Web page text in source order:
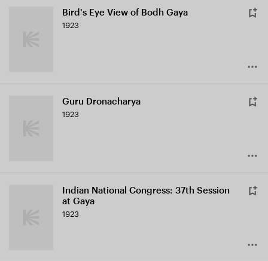
Bird's Eye View of Bodh Gaya
1923
Guru Dronacharya
1923
Indian National Congress: 37th Session
at Gaya
1923